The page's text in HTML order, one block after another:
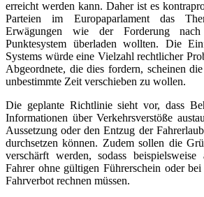
erreicht werden kann. Daher ist es
Parteien im Europaparlament das
Erwägungen wie der Forderung nach
Punktesystem überladen wollten. Die
Systems würde eine Vielzahl rechtlicher
Abgeordnete, die dies fordern, scheinen
unbestimmte Zeit verschieben zu wollen.
Die geplante Richtlinie sieht vor, dass
Informationen über Verkehrsverstöße
Aussetzung oder den Entzug der
durchsetzen können. Zudem sollen die
verschärft werden, sodass
Fahrer ohne gültigen Führerschein oder
Fahrverbot rechnen müssen.